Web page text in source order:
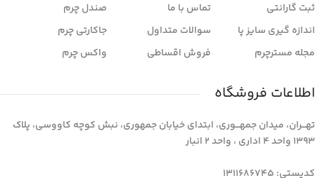
ثبت گارانتی
اندازه گیری سایز پا
مجله مسترچرم
تماس با ما
سوالات متداول
فروش اقساطی
صندل چرم
جاکارتی چرم
واکس چرم
اطلاعات فروشگاه
تهـــران، میدان جمهـــوری، ابتدای خیابان جمهوری، نبش کوچه کاووسی، پلاک
1393 واحد 4 اداری ، واحد 2 انبار
کدپستی: 1311686745